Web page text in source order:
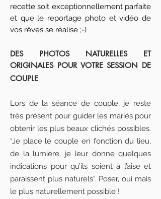
recette soit exceptionnellement parfaite
et que le reportage photo et vidéo de
vos rêves se réalise ;-)
DES PHOTOS NATURELLES ET
ORIGINALES POUR VOTRE SESSION DE
COUPLE
Lors de la séance de couple, je reste
très présent pour guider les mariés pour
obtenir les plus beaux clichés possibles.
“Je place le couple en fonction du lieu,
de la lumière, je leur donne quelques
indications pour qu’ils soient à l’aise et
paraissent plus naturels“. Poser, oui mais
le plus naturellement possible !